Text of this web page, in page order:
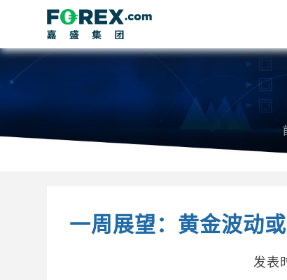
一周展望：黄金波动
发表